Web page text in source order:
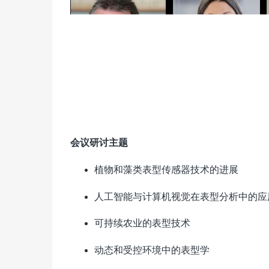
会议研讨主题
植物和藻类表型传感器技术的进展
人工智能与计算机视觉在表型分析中的应
可持续农业的表型技术
动态和受控环境中的表型学